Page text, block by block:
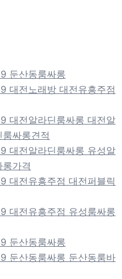
둔산동룸싸롱
대전노래방 대전유흥주점
대전알라딘룸싸롱 대전알
싸롱견적
대전알라딘룸싸롱 유성알
가격
대전유흥주점 대전퍼블릭
대전유흥주점 유성룸싸롱
둔산동룸싸롱
둔산동룸싸롱 둔산동룸바